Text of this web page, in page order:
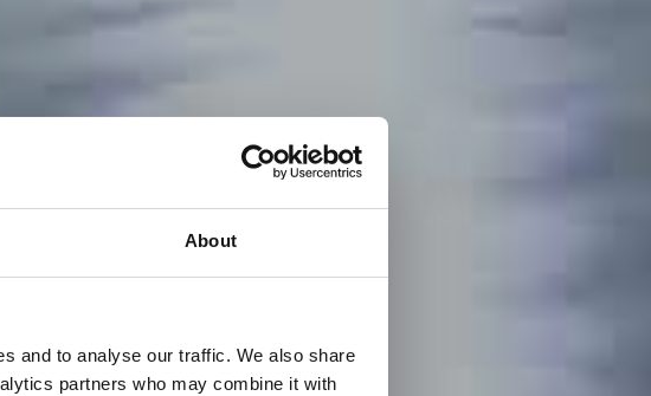
About
and to analyse our traffic. We also share
partners who may combine it with